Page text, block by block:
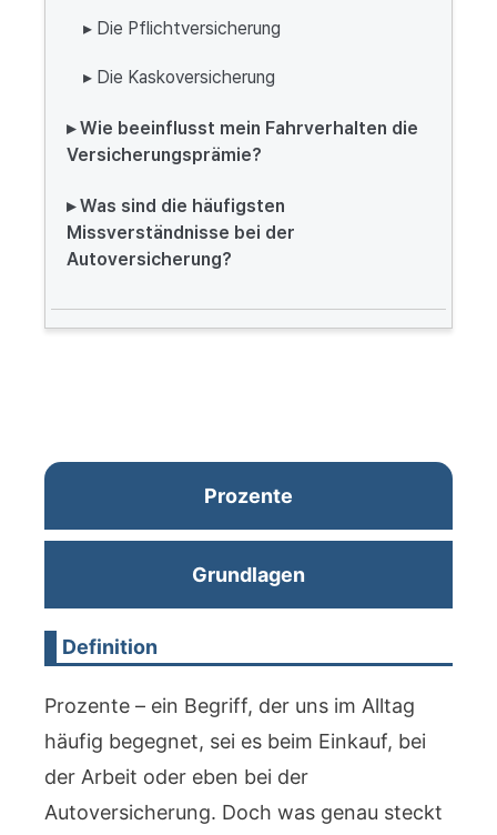
▸ Die Pflichtversicherung
▸ Die Kaskoversicherung
▸ Wie beeinflusst mein Fahrverhalten die
Versicherungsprämie?
▸ Was sind die häufigsten
Missverständnisse bei der
Autoversicherung?
Prozente
Grundlagen
Definition
Prozente – ein Begriff, der uns im Alltag
häufig begegnet, sei es beim Einkauf, bei
der Arbeit oder eben bei der
Autoversicherung. Doch was genau steckt